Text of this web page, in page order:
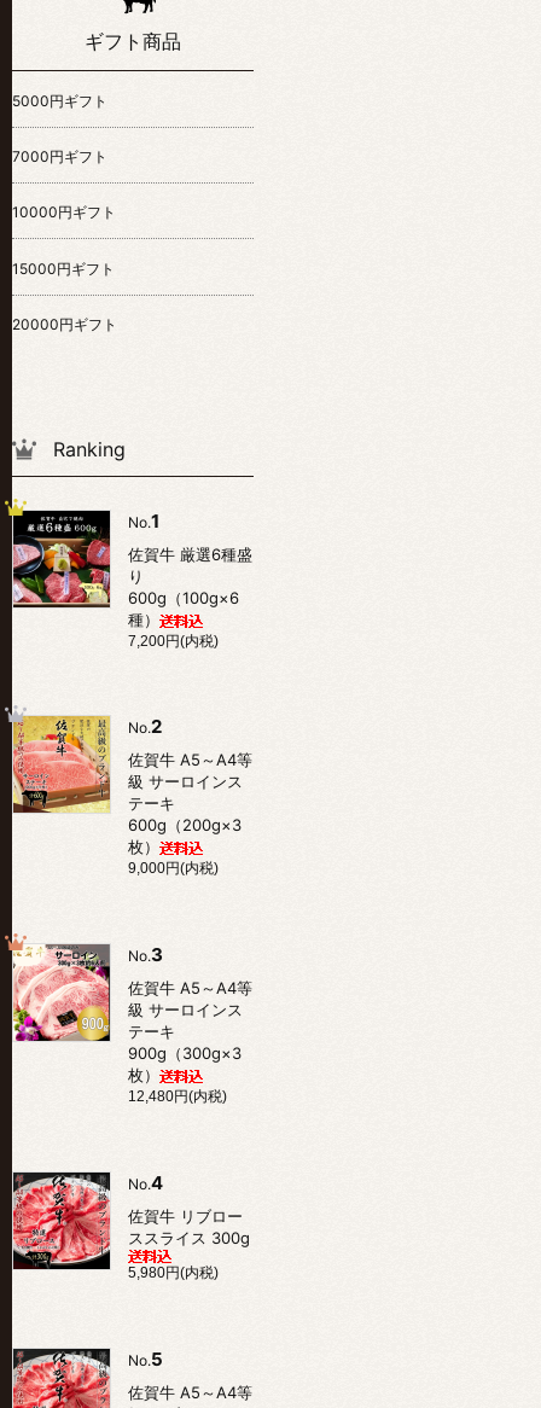
ギフト商品
5000円ギフト
7000円ギフト
10000円ギフト
15000円ギフト
20000円ギフト
Ranking
No.1
佐賀牛 厳選6種盛
り
600g（100g×6
種）
7,200円(内税)
No.2
佐賀牛 A5～A4等
級 サーロインス
テーキ
600g（200g×3
枚）
9,000円(内税)
No.3
佐賀牛 A5～A4等
級 サーロインス
テーキ
900g（300g×3
枚）
12,480円(内税)
No.4
佐賀牛 リブロー
ススライス 300g
5,980円(内税)
No.5
佐賀牛 A5～A4等